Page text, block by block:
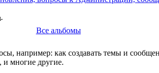
Все альбомы
например: как создавать темы и
и многие другие.